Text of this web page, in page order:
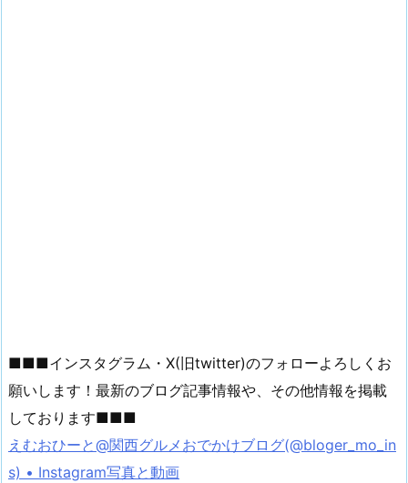
■■■インスタグラム・X(旧twitter)のフォローよろしくお
願いします！最新のブログ記事情報や、その他情報を掲載
しております■■■
えむおひーと@関西グルメおでかけブログ(@bloger_mo_in
s) • Instagram写真と動画